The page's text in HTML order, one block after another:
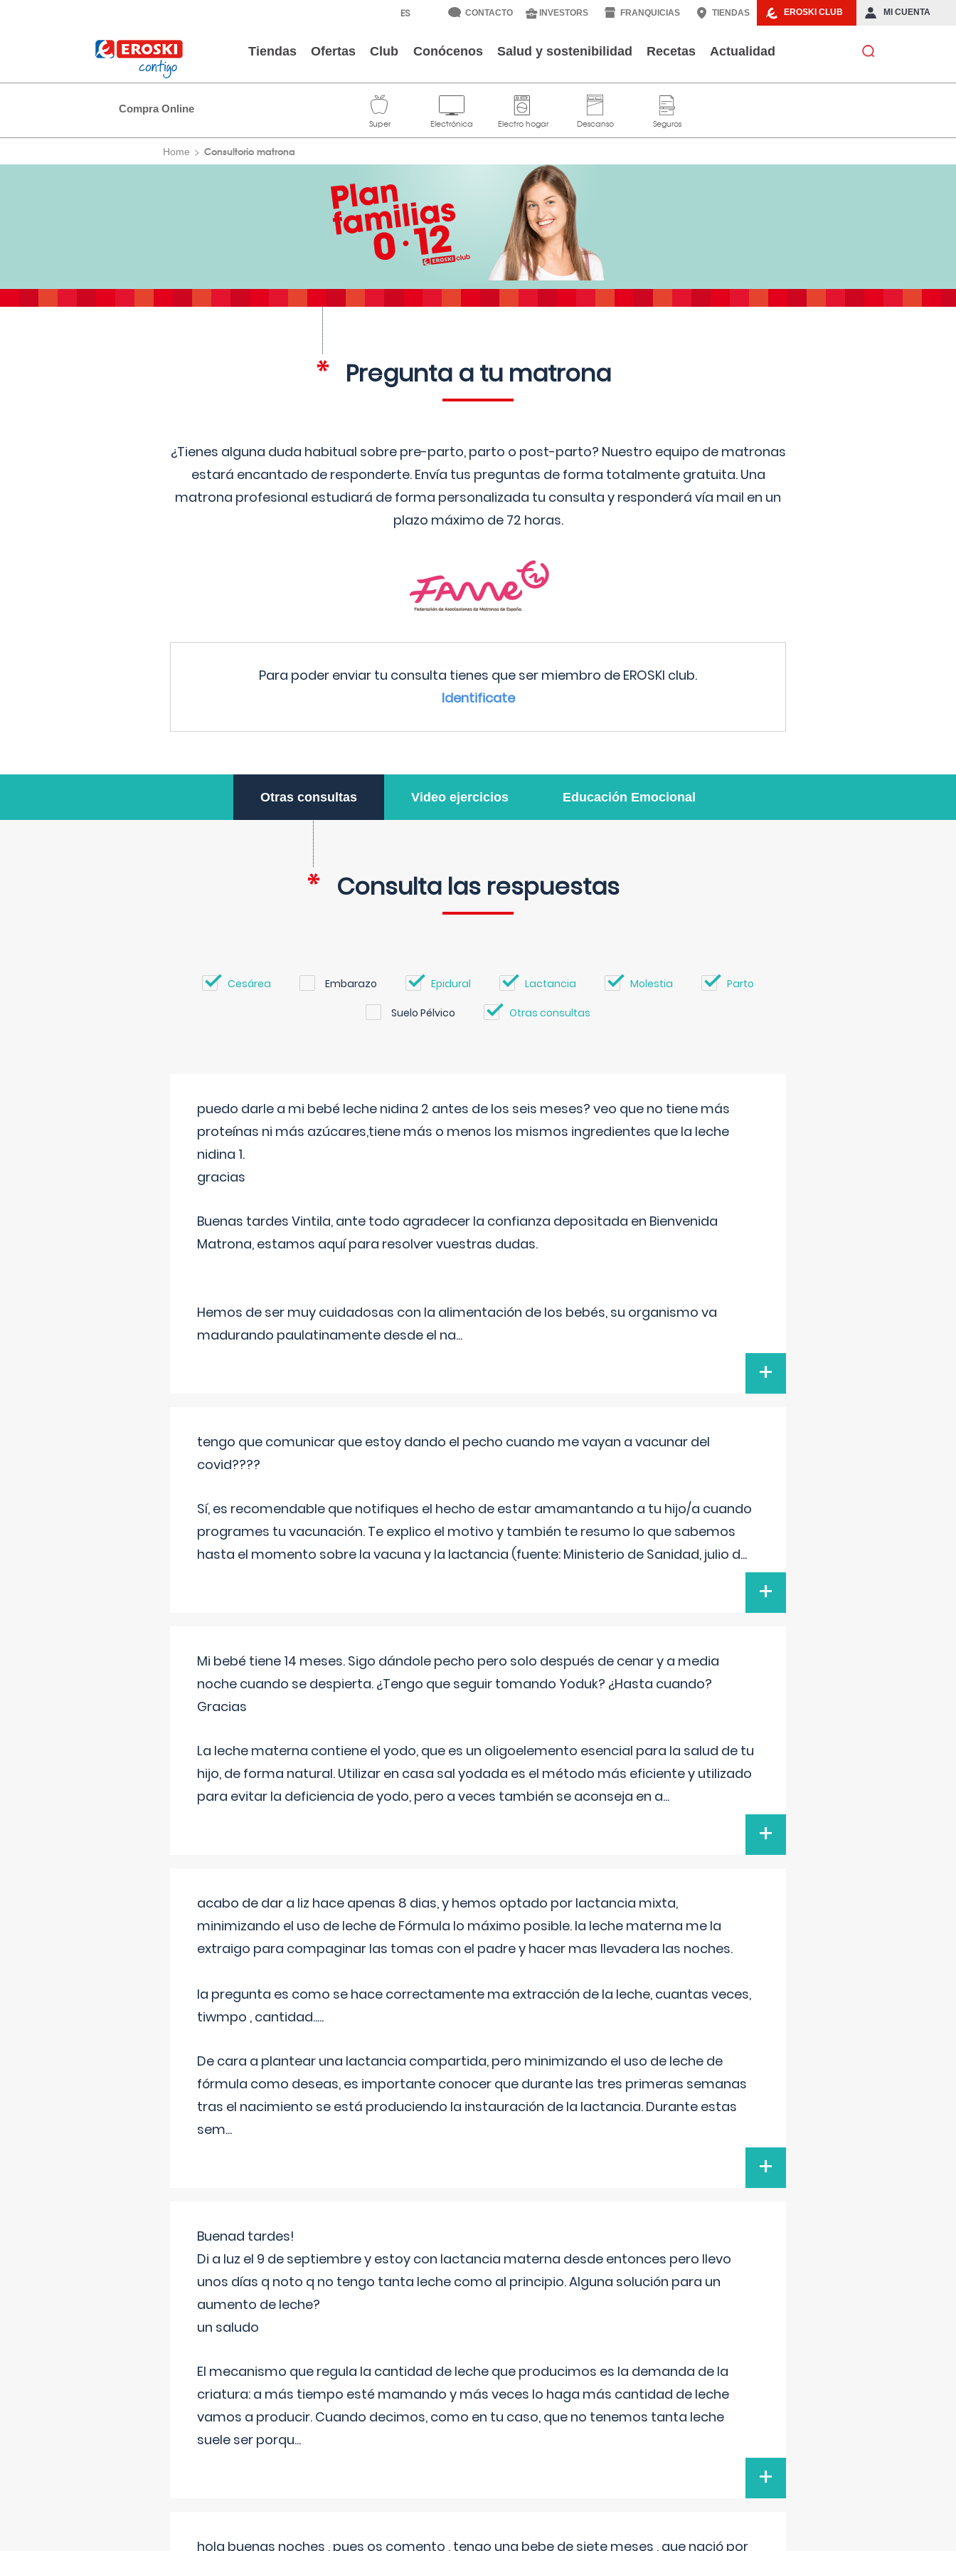
EROSKI CLUB MI CUENTA
CONTACTO INVESTORS FRANQUICIAS TIENDAS
Tiendas Ofertas Club Conócenos Salud y sostenibilidad Recetas Actualidad
Compra Online
Home Consultorio matrona
Pregunta a tu matrona
¿Tienes alguna duda habitual sobre pre-parto, parto o post-parto? Nuestro equipo de matronas
estará encantado de responderte. Envía tus preguntas de forma totalmente gratuita. Una
matrona profesional estudiará de forma personalizada tu consulta y responderá vía mail en un
plazo máximo de 72 horas.
Para poder enviar tu consulta tienes que ser miembro de EROSKI club.
Identificate
Otras consultas Video ejercicios Educación Emocional
Consulta las respuestas
Cesárea Embarazo Epidural Lactancia Molestia Parto
Suelo Pélvico Otras consultas
puedo darle a mi bebé leche nidina 2 antes de los seis meses? veo que no tiene más
proteínas ni más azúcares,tiene más o menos los mismos ingredientes que la leche
nidina 1.
gracias
Buenas tardes Vintila, ante todo agradecer la confianza depositada en Bienvenida
Matrona, estamos aquí para resolver vuestras dudas.
Hemos de ser muy cuidadosas con la alimentación de los bebés, su organismo va
madurando paulatinamente desde el na...
+
tengo que comunicar que estoy dando el pecho cuando me vayan a vacunar del
covid????
Sí, es recomendable que notifiques el hecho de estar amamantando a tu hijo/a cuando
programes tu vacunación. Te explico el motivo y también te resumo lo que sabemos
hasta el momento sobre la vacuna y la lactancia (fuente: Ministerio de Sanidad, julio d...
+
Mi bebé tiene 14 meses. Sigo dándole pecho pero solo después de cenar y a media
noche cuando se despierta. ¿Tengo que seguir tomando Yoduk? ¿Hasta cuando?
Gracias
La leche materna contiene el yodo, que es un oligoelemento esencial para la salud de tu
hijo, de forma natural. Utilizar en casa sal yodada es el método más eficiente y utilizado
para evitar la deficiencia de yodo, pero a veces también se aconseja en a...
+
acabo de dar a liz hace apenas 8 dias, y hemos optado por lactancia mixta,
minimizando el uso de leche de Fórmula lo máximo posible. la leche materna me la
extraigo para compaginar las tomas con el padre y hacer mas llevadera las noches.
la pregunta es como se hace correctamente ma extracción de la leche, cuantas veces,
tiwmpo , cantidad.....
De cara a plantear una lactancia compartida, pero minimizando el uso de leche de
fórmula como deseas, es importante conocer que durante las tres primeras semanas
tras el nacimiento se está produciendo la instauración de la lactancia. Durante estas
sem...
+
Buenad tardes!
Di a luz el 9 de septiembre y estoy con lactancia materna desde entonces pero llevo
unos días q noto q no tengo tanta leche como al principio. Alguna solución para un
aumento de leche?
un saludo
El mecanismo que regula la cantidad de leche que producimos es la demanda de la
criatura: a más tiempo esté mamando y más veces lo haga más cantidad de leche
vamos a producir. Cuando decimos, como en tu caso, que no tenemos tanta leche
suele ser porqu...
+
hola buenas noches , pues os comento , tengo una bebe de siete meses , que nació por